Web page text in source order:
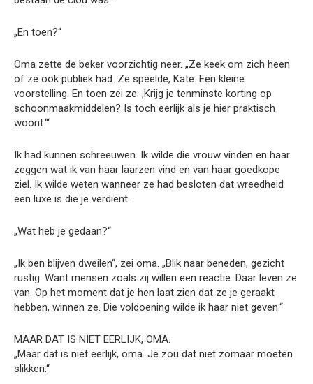
„En toen?“
Oma zette de beker voorzichtig neer. „Ze keek om zich heen
of ze ook publiek had. Ze speelde, Kate. Een kleine
voorstelling. En toen zei ze: ‚Krijg je tenminste korting op
schoonmaakmiddelen? Is toch eerlijk als je hier praktisch
woont.‘“
Ik had kunnen schreeuwen. Ik wilde die vrouw vinden en haar
zeggen wat ik van haar laarzen vind en van haar goedkope
ziel. Ik wilde weten wanneer ze had besloten dat wreedheid
een luxe is die je verdient.
„Wat heb je gedaan?“
„Ik ben blijven dweilen“, zei oma. „Blik naar beneden, gezicht
rustig. Want mensen zoals zij willen een reactie. Daar leven ze
van. Op het moment dat je hen laat zien dat ze je geraakt
hebben, winnen ze. Die voldoening wilde ik haar niet geven.“
MAAR DAT IS NIET EERLIJK, OMA.
„Maar dat is niet eerlijk, oma. Je zou dat niet zomaar moeten
slikken.“